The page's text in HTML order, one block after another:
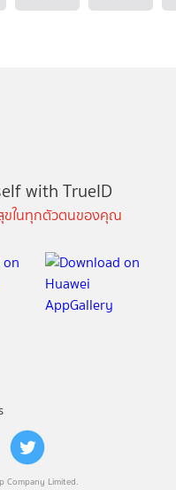
Company Limited.
with TrueID
ขในทุกตัวตนของคุณ